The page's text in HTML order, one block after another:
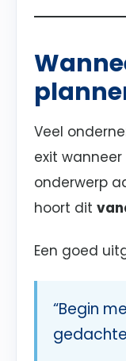
Veel
exit
onderwerp
hoort dit
Een goed
“Begin